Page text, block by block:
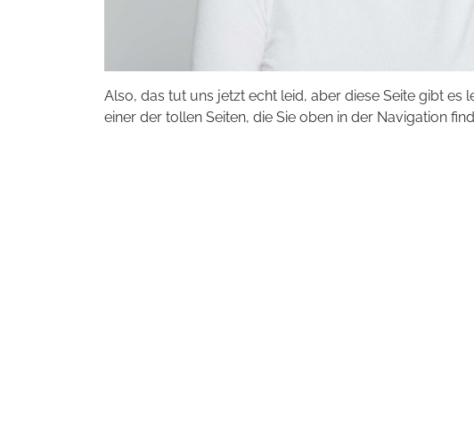
Also, das tut uns jetzt echt leid, aber diese Seite gibt es
einer der tollen Seiten, die Sie oben in der Navigation